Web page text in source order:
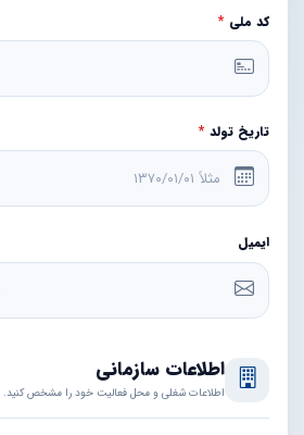
کد ملی *
تاریخ تولد *
ایمیل
اطلاعات سازمانی
اطلاعات شغلی و محل فعالیت خود را مشخص کنید.